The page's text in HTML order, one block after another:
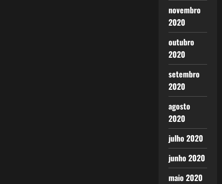
novembro
2020
outubro
2020
setembro
2020
agosto
2020
julho 2020
junho 2020
maio 2020